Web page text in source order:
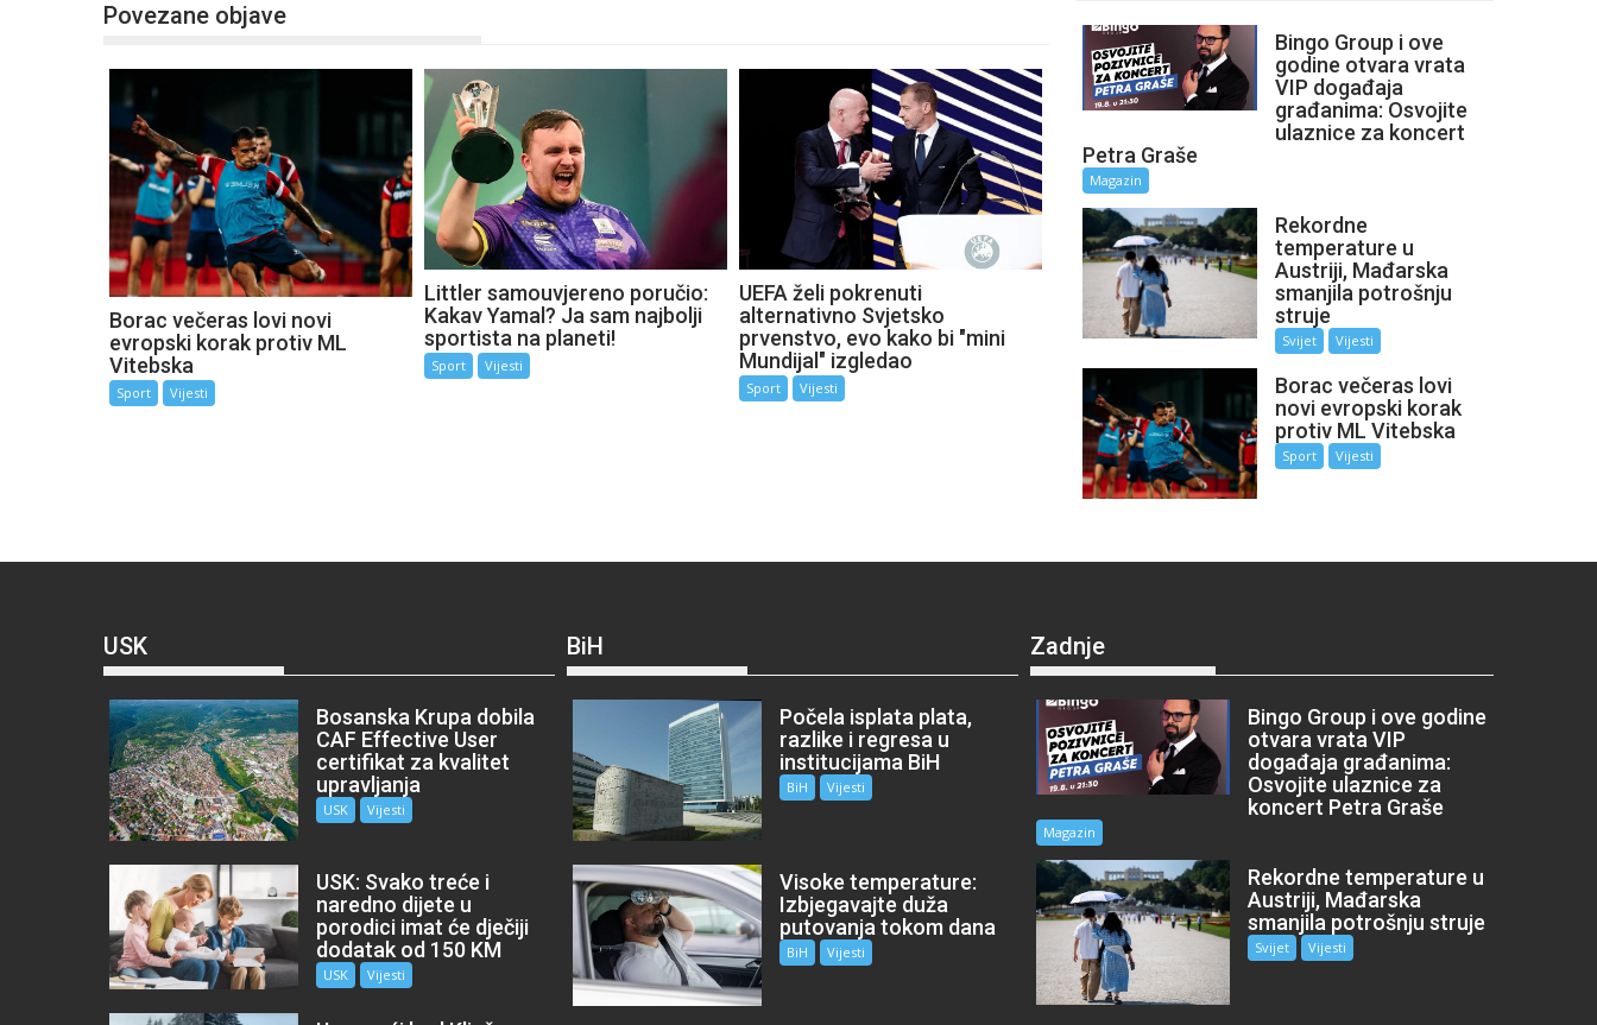
Povezane objave
Borac večeras lovi novi
evropski korak protiv ML
Vitebska
Sport Vijesti
Littler samouvjereno poručio:
Kakav Yamal? Ja sam najbolji
sportista na planeti!
Sport Vijesti
UEFA želi pokrenuti
alternativno Svjetsko
prvenstvo, evo kako bi "mini
Mundijal" izgledao
Sport Vijesti
Bingo Group i ove
godine otvara vrata
VIP događaja
građanima: Osvojite
ulaznice za koncert
Petra Graše
Magazin
Rekordne
temperature u
Austriji, Mađarska
smanjila potrošnju
struje
Svijet Vijesti
Borac večeras lovi
novi evropski korak
protiv ML Vitebska
Sport Vijesti
USK
Bosanska Krupa dobila
CAF Effective User
certifikat za kvalitet
upravljanja
USK Vijesti
USK: Svako treće i
naredno dijete u
porodici imat će dječiji
dodatak od 150 KM
USK Vijesti
BiH
Počela isplata plata,
razlike i regresa u
institucijama BiH
BiH Vijesti
Visoke temperature:
Izbjegavajte duža
putovanja tokom dana
BiH Vijesti
Zadnje
Bingo Group i ove godine
otvara vrata VIP
događaja građanima:
Osvojite ulaznice za
koncert Petra Graše
Magazin
Rekordne temperature u
Austriji, Mađarska
smanjila potrošnju struje
Svijet Vijesti